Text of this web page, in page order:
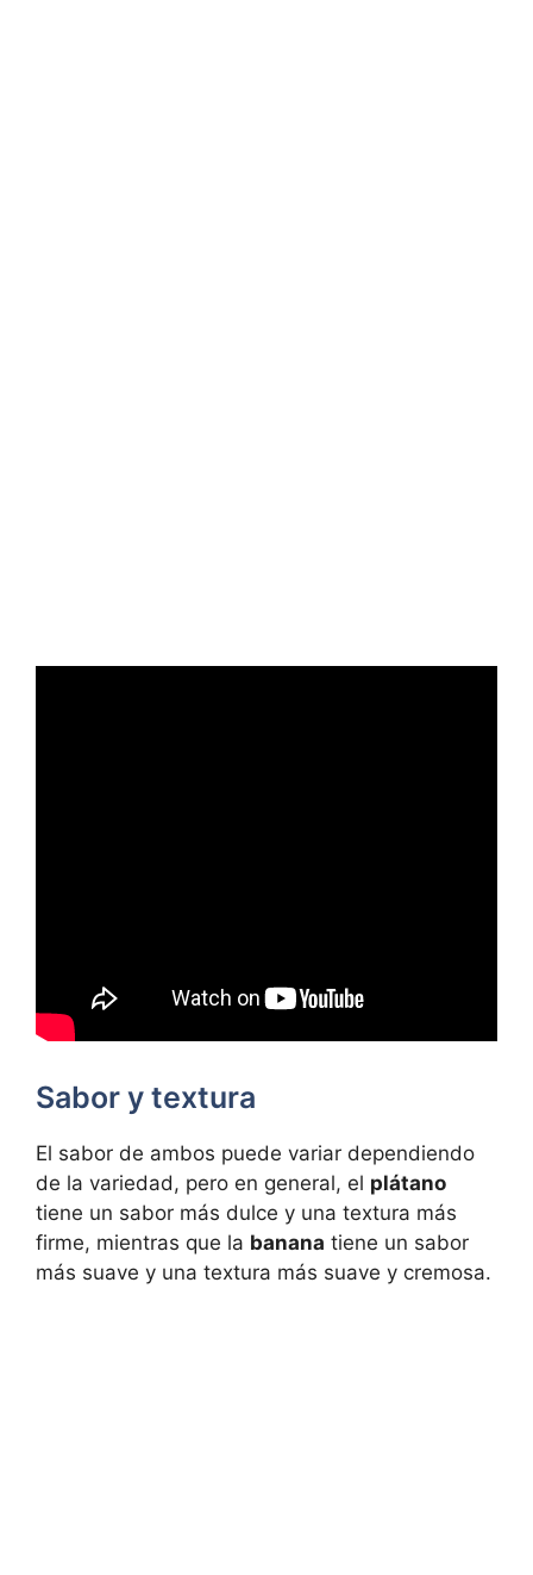
Sabor y textura
El sabor de ambos puede variar dependiendo
de la variedad, pero en general, el plátano
tiene un sabor más dulce y una textura más
firme, mientras que la banana tiene un sabor
más suave y una textura más suave y cremosa.